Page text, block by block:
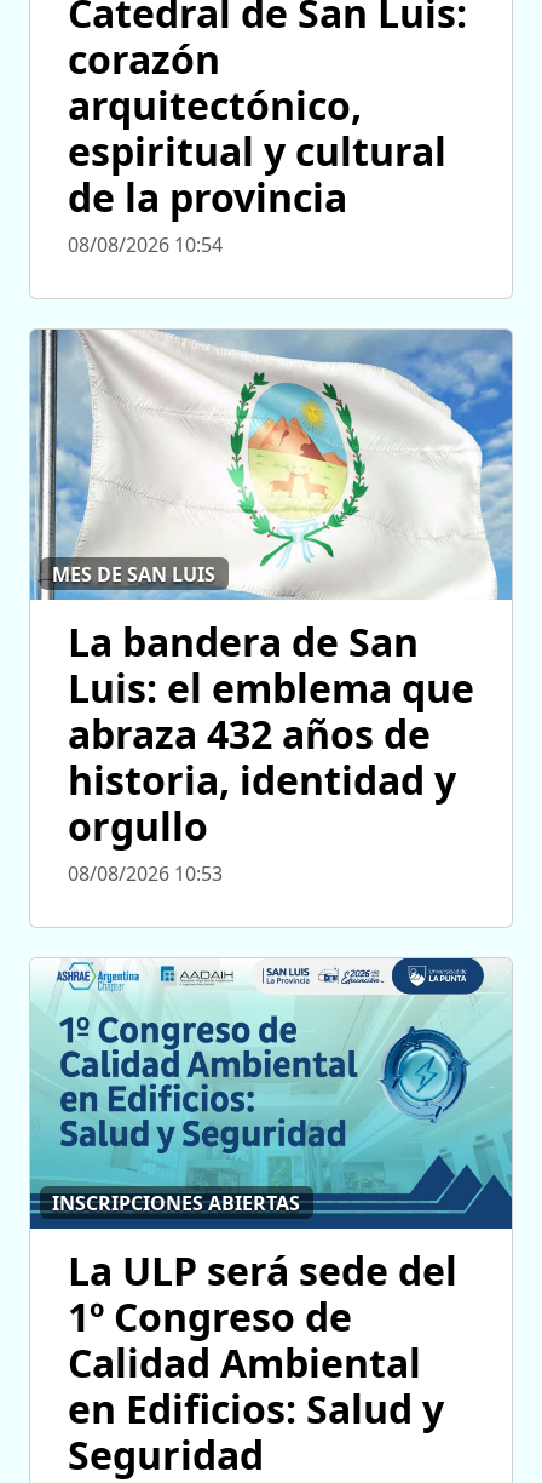
Catedral de San Luis:
corazón
arquitectónico,
espiritual y cultural
de la provincia
08/08/2026 10:54
MES DE SAN LUIS
La bandera de San
Luis: el emblema que
abraza 432 años de
historia, identidad y
orgullo
08/08/2026 10:53
INSCRIPCIONES ABIERTAS
La ULP será sede del
1º Congreso de
Calidad Ambiental
en Edificios: Salud y
Seguridad